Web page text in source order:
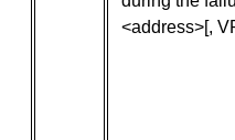
<address>[,